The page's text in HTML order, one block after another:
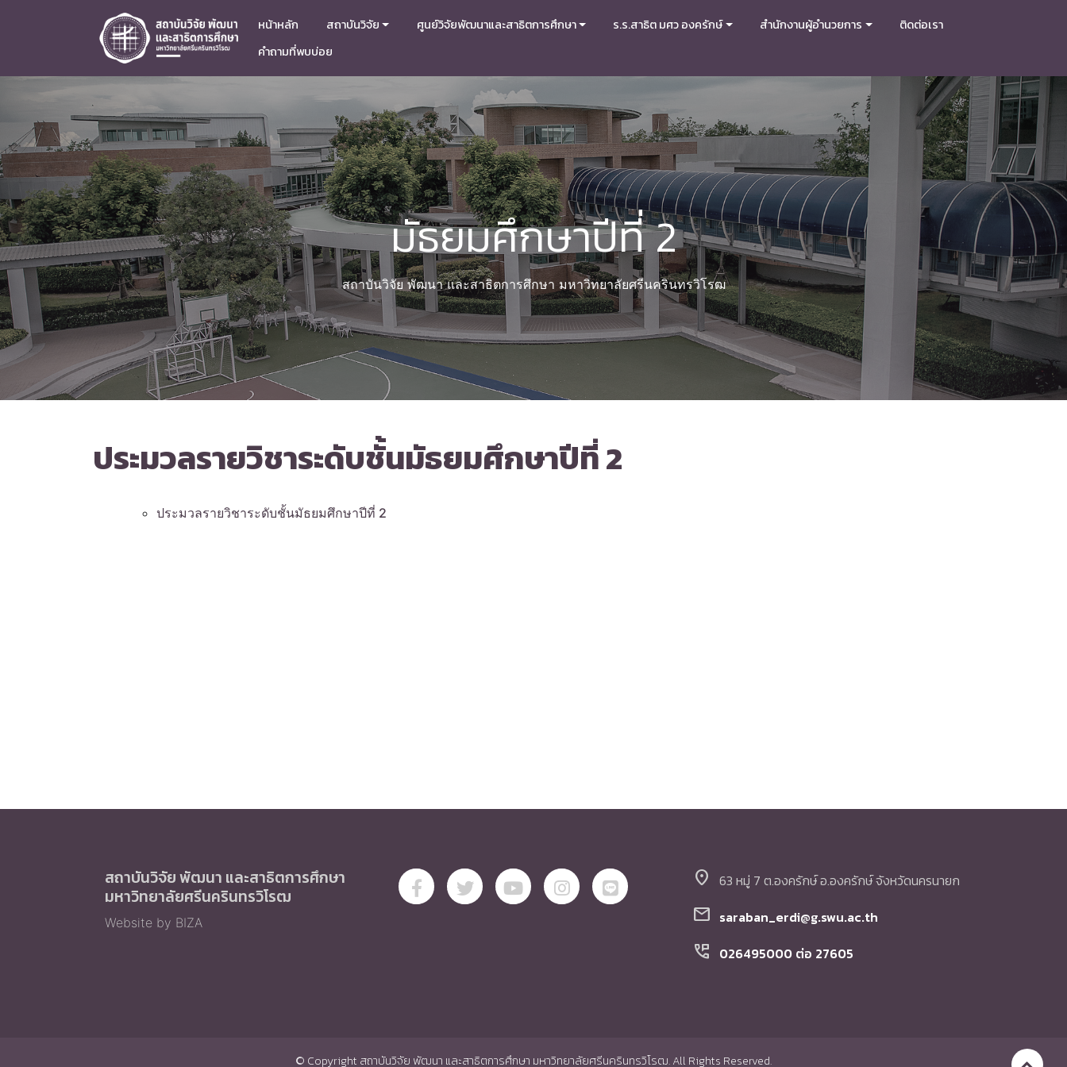
หน้าหลัก สถาบันวิจัย ศูนย์วิจัยพัฒนาและสาธิตการศึกษา ร.ร.สาธิต มศว องครักษ์ สำนักงานผู้อำนวยการ
ติดต่อเรา
คำถามที่พบบ่อย
มัธยมศึกษาปีที่ 2
สถาบันวิจัย พัฒนา และสาธิตการศึกษา มหาวิทยาลัยศรีนครินทรวิโรฒ
ประมวลรายวิชาระดับชั้นมัธยมศึกษาปีที่ 2
ประมวลรายวิชาระดับชั้นมัธยมศึกษาปีที่ 2
สถาบันวิจัย พัฒนา และสาธิตการศึกษา
มหาวิทยาลัยศรีนครินทรวิโรฒ
Website by BIZA
location_on 63 หมู่ 7 ต.องครักษ์ อ.องครักษ์ จังหวัดนครนายก
mail saraban_erdi@g.swu.ac.th
perm_phone_msg 026495000 ต่อ 27605
© Copyright สถาบันวิจัย พัฒนา และสาธิตการศึกษา มหาวิทยาลัยศรีนครินทรวิโรฒ. All Rights Reserved.